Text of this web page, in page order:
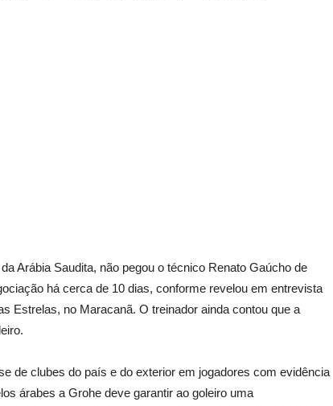
Arábia Saudita, não pegou o técnico Renato Gaúcho de
há cerca de 10 dias, conforme revelou em entrevista
Estrelas, no Maracanã. O treinador ainda contou que a
de clubes do país e do exterior em jogadores com evidência
árabes a Grohe deve garantir ao goleiro uma